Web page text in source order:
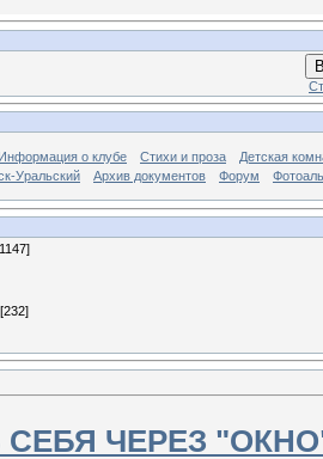
Информация о клубе Стихи и проза
Детская
Уральский
Архив документов Форум
[232]
ЧЕРЕЗ